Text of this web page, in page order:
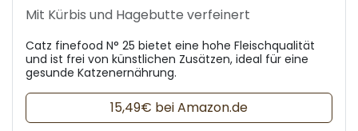
Mit Kürbis und Hagebutte verfeinert
Catz finefood N° 25 bietet eine hohe Fleischqualität
und ist frei von künstlichen Zusätzen, ideal für eine
gesunde Katzenernährung.
15,49€ bei Amazon.de